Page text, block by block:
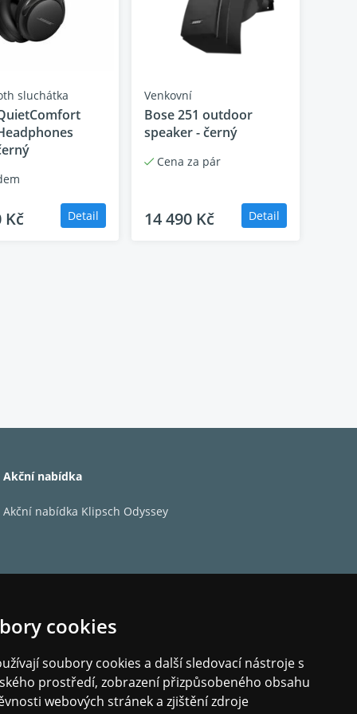
cookies
soubory cookies a další sledovací nástroje s
prostředí, zobrazení přizpůsobeného obsahu
webových stránek a zjištění zdroje
zvuku
rezonance a zaručuje hluboké a čisté
aplikace Bose si můžete během
sluchátka
Kč Detail
Venkovní
Bose 251 outdoor
speaker - černý
Cena za pár
14 490 Kč Detail
Akční nabídka
Akční nabídka Klipsch Odyssey